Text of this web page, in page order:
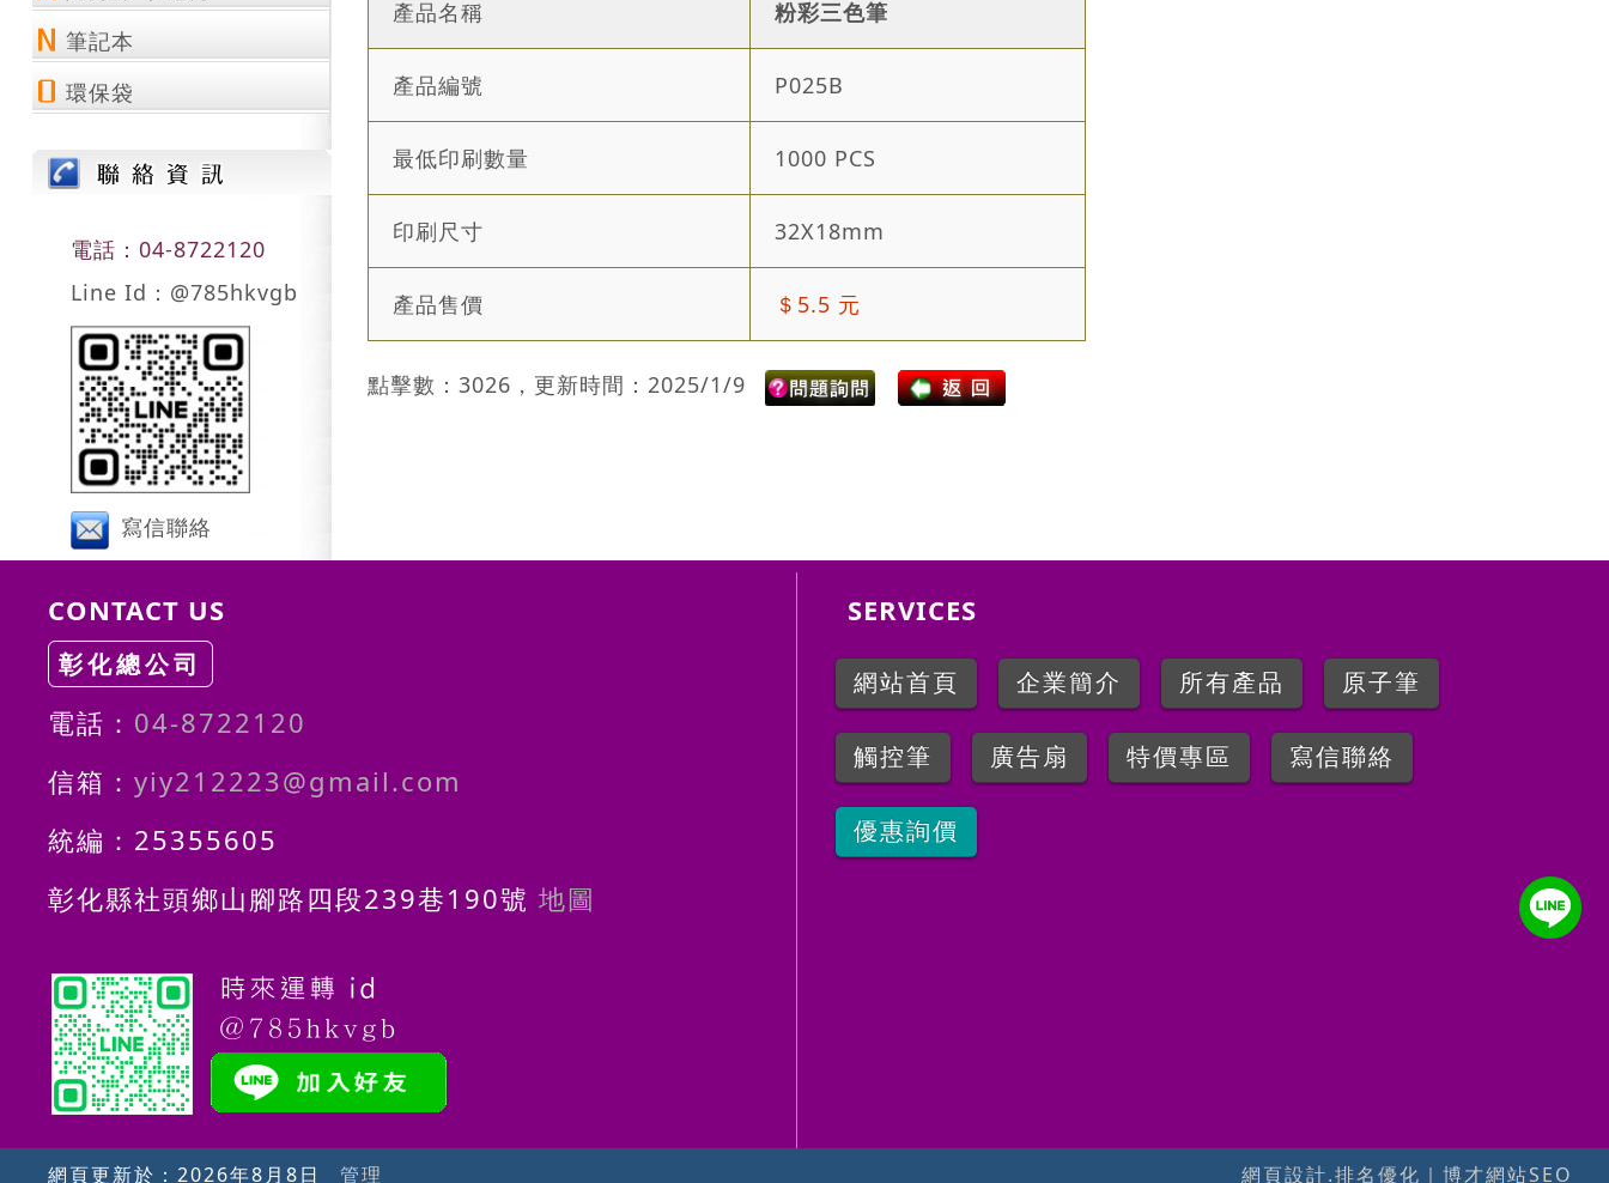
筆記本
環保袋
電話：04-8722120
Line Id：@785hkvgb
寫信聯絡
產品名稱 粉彩三色筆
產品編號 P025B
最低印刷數量 1000 PCS
印刷尺寸 32X18mm
產品售價 ＄5.5 元
點擊數：3026，更新時間：2025/1/9
CONTACT US
彰化總公司
電話： 04-8722120
信箱： yiy212223@gmail.com
統編：25355605
彰化縣社頭鄉山腳路四段239巷190號 地圖
SERVICES
網站首頁 企業簡介 所有產品 原子筆
觸控筆 廣告扇 特價專區 寫信聯絡
優惠詢價
網頁更新於： 2026年8月8日 管理 網頁設計.排名優化 ｜ 博才網站SEO